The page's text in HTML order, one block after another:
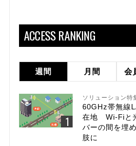
ACCESS RANKING
週間 月間 会
ソリューション特
60GHz帯無線
在地 Wi-Fiと
バーの間を埋
肢に